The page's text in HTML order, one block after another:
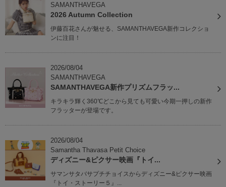
SAMANTHAVEGA
2026 Autumn Collection
伊藤百花さんが魅せる、SAMANTHAVEGA新作コレクショ
ンに注目！
2026/08/04
SAMANTHAVEGA
SAMANTHAVEGA新作プリズムフラッ...
キラキラ輝く360℃どこから見ても可愛い今期一押しの新作
フラッターが登場です。
2026/08/04
Samantha Thavasa Petit Choice
ディズニー&ピクサー映画『トイ...
サマンサタバサプチチョイスからディズニー&ピクサー映画
『トイ・ストーリー５』...